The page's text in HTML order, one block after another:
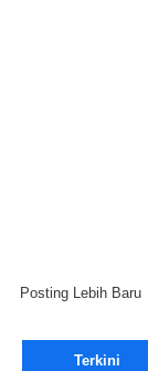
Posting Lebih Baru
Terkini